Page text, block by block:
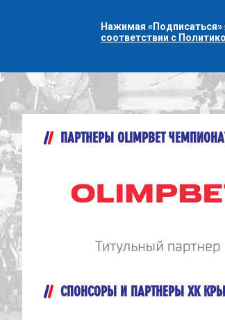
Нажимая
соответствии с
ПАРТНЕРЫ OLIMPBET
СПОНСОРЫ И ПАРТНЕРЫ ХК